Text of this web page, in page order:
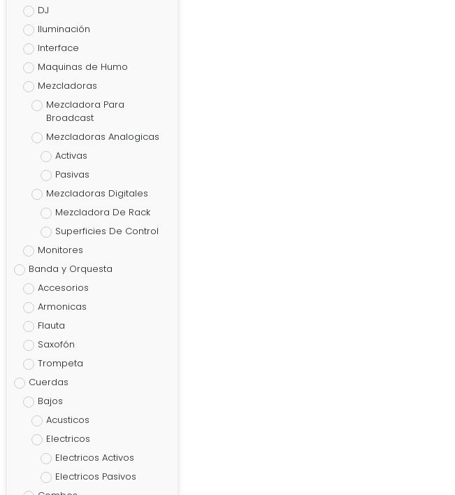
DJ
Iluminación
Interface
Maquinas de Humo
Mezcladoras
Mezcladora Para
Broadcast
Mezcladoras Analogicas
Activas
Pasivas
Mezcladoras Digitales
Mezcladora De Rack
Superficies De Control
Monitores
Banda y Orquesta
Accesorios
Armonicas
Flauta
Saxofón
Trompeta
Cuerdas
Bajos
Acusticos
Electricos
Electricos Activos
Electricos Pasivos